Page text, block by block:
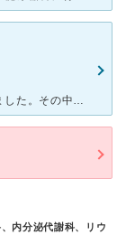
父が泌尿器科での手術の為、4泊5日で入院をしました。その中で看護師さんに対して不信感を覚えたことがありました。 まず手術当日、術後の医師からの家族への説明が電話説明なのか直接説明なのか申し送りが
内分泌代謝科、リウ